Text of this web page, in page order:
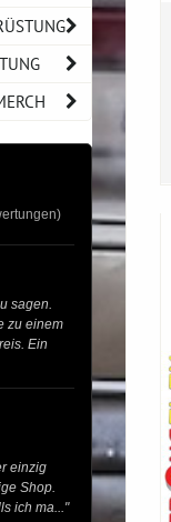
sagen.
zu einem
Ein
einzig
Shop.
ich ma..."